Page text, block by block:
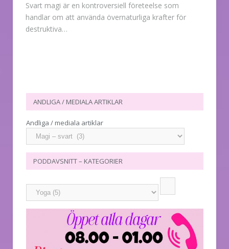
Svart magi är en kontroversiell företeelse som
handlar om att använda övernaturliga krafter för
destruktiva…
ANDLIGA / MEDIALA ARTIKLAR
Andliga / mediala artiklar
PODDAVSNITT – KATEGORIER